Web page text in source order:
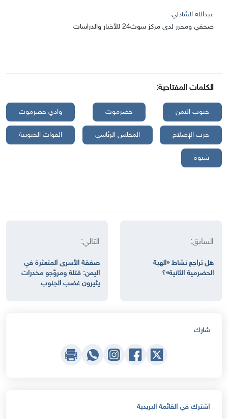
عبدالله الشادلي
صحفي ومحرر لدى مركز سوث24 للأخبار والدراسات
الكلمات المفتاحية:
جنوب اليمن حضرموت وادي حضرموت
حزب الإصلاح المجلس الرئاسي القوات الجنوبية
شبوة
السابق:
هل تراجع نشاط «الهبة
الحضرمية الثانية»؟
التالي:
صفقة الأسرى المتعثرة في
اليمن: قتلة ومروّجو مخدرات
يثيرون غضب الجنوب
شارك
اشترك في القائمة البريدية